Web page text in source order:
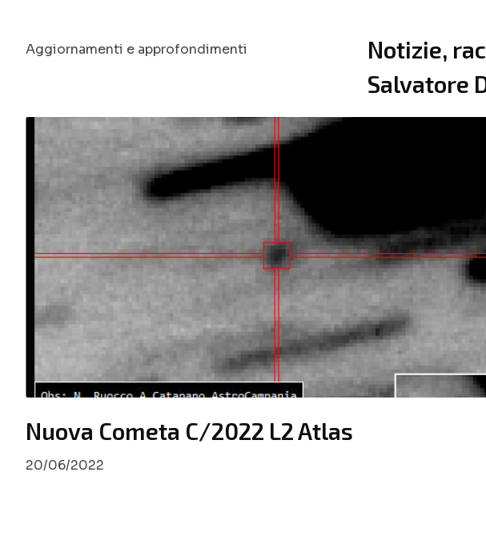
Aggiornamenti e approfondimenti
Notizie,
Salvatore
Nuova Cometa C/2022 L2 Atlas
20/06/2022